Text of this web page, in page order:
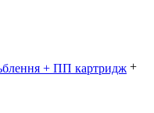
+ ПП картридж